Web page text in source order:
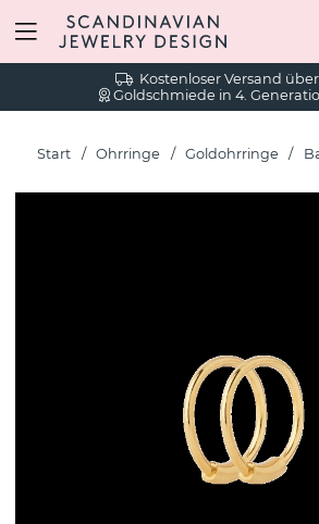
Kostenloser Versand über
Goldschmiede in 4.
Start Ohrringe Goldohrringe